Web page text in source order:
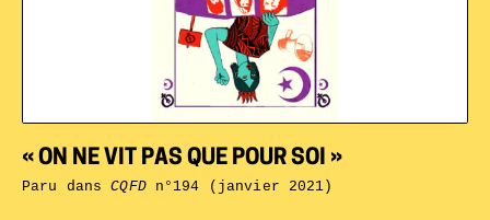
« ON NE VIT PAS QUE POUR SOI »
Paru dansCQFDn°194 (janvier 2021)